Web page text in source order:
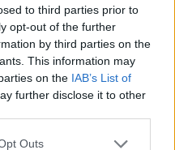
to third parties prior to
opt-out of the further
by third parties on the
This information may
on the IAB’s List of
further disclose it to other
Outs
επίθεση
«Είχαν
του